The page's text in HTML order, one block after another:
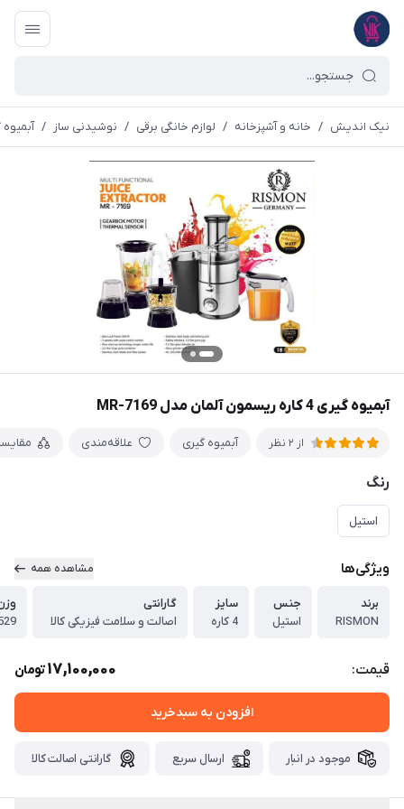
نیک اندیش / خانه و آشپزخانه / لوازم خانگی برقی / نوشیدنی ساز /
آبمیوه گیری 4 کاره ریسمون آلمان مدل MR-7169
از 2 نظر آبمیوه گیری علاقه‌مندی
رنگ
استیل
ویژگی‌ها مشاهده همه
برند
RISMON
جنس
استیل
سایز
4 کاره
گارانتی
اصالت و سلامت فیزیکی کالا
قیمت: 17,100,000تومان
افزودن به سبدخرید
موجود در انبار ارسال سریع گارانتی اصالت کالا